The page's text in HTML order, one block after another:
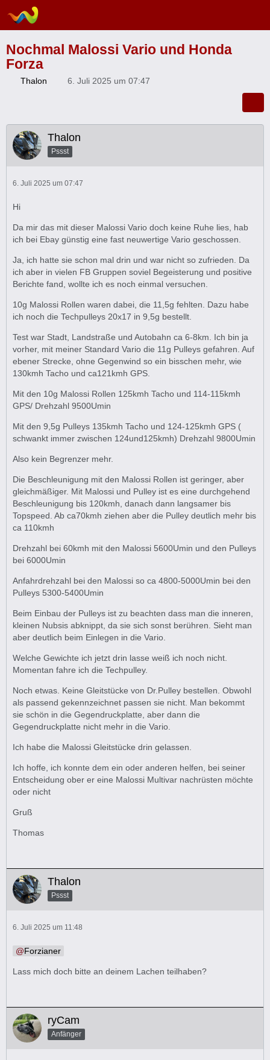
Nochmal Malossi Vario und Honda
Forza
Thalon 6. Juli 2025 um 07:47
Thalon
Pssst
6. Juli 2025 um 07:47
Hi
Da mir das mit dieser Malossi Vario doch keine Ruhe lies, hab
ich bei Ebay günstig eine fast neuwertige Vario geschossen.
Ja, ich hatte sie schon mal drin und war nicht so zufrieden. Da
ich aber in vielen FB Gruppen soviel Begeisterung und positive
Berichte fand, wollte ich es noch einmal versuchen.
10g Malossi Rollen waren dabei, die 11,5g fehlten. Dazu habe
ich noch die Techpulleys 20x17 in 9,5g bestellt.
Test war Stadt, Landstraße und Autobahn ca 6-8km. Ich bin ja
vorher, mit meiner Standard Vario die 11g Pulleys gefahren. Auf
ebener Strecke, ohne Gegenwind so ein bisschen mehr, wie
130kmh Tacho und ca121kmh GPS.
Mit den 10g Malossi Rollen 125kmh Tacho und 114-115kmh
GPS/ Drehzahl 9500Umin
Mit den 9,5g Pulleys 135kmh Tacho und 124-125kmh GPS (
schwankt immer zwischen 124und125kmh) Drehzahl 9800Umin
Also kein Begrenzer mehr.
Die Beschleunigung mit den Malossi Rollen ist geringer, aber
gleichmäßiger. Mit Malossi und Pulley ist es eine durchgehend
Beschleunigung bis 120kmh, danach dann langsamer bis
Topspeed. Ab ca70kmh ziehen aber die Pulley deutlich mehr bis
ca 110kmh
Drehzahl bei 60kmh mit den Malossi 5600Umin und den Pulleys
bei 6000Umin
Anfahrdrehzahl bei den Malossi so ca 4800-5000Umin bei den
Pulleys 5300-5400Umin
Beim Einbau der Pulleys ist zu beachten dass man die inneren,
kleinen Nubsis abknippt, da sie sich sonst berühren. Sieht man
aber deutlich beim Einlegen in die Vario.
Welche Gewichte ich jetzt drin lasse weiß ich noch nicht.
Momentan fahre ich die Techpulley.
Noch etwas. Keine Gleitstücke von Dr.Pulley bestellen. Obwohl
als passend gekennzeichnet passen sie nicht. Man bekommt
sie schön in die Gegendruckplatte, aber dann die
Gegendruckplatte nicht mehr in die Vario.
Ich habe die Malossi Gleitstücke drin gelassen.
Ich hoffe, ich konnte dem ein oder anderen helfen, bei seiner
Entscheidung ober er eine Malossi Multivar nachrüsten möchte
oder nicht
Gruß
Thomas
Thalon
Pssst
6. Juli 2025 um 11:48
Forzianer
Lass mich doch bitte an deinem Lachen teilhaben?
ryCam
Anfänger